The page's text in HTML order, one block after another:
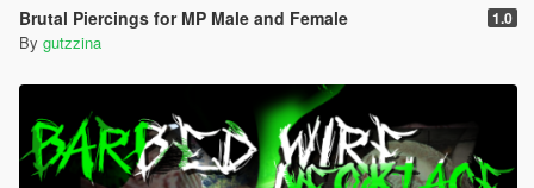
Brutal Piercings for MP Male and Female 1.0
By gutzzina